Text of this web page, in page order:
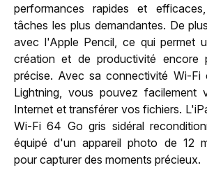
performances rapides et
tâches les plus demandantes. De
avec l'Apple Pencil, ce qui permet
création et de productivité encore
précise. Avec sa connectivité Wi-Fi
Lightning, vous pouvez facilement
Internet et transférer vos fichiers.
Wi-Fi 64 Go gris sidéral
équipé d'un appareil photo de 12
pour capturer des moments précieux.